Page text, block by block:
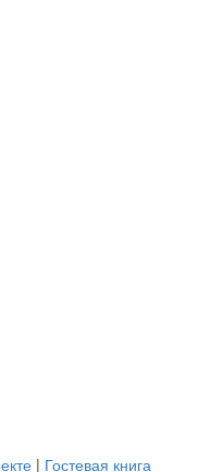
| Гостевая книга